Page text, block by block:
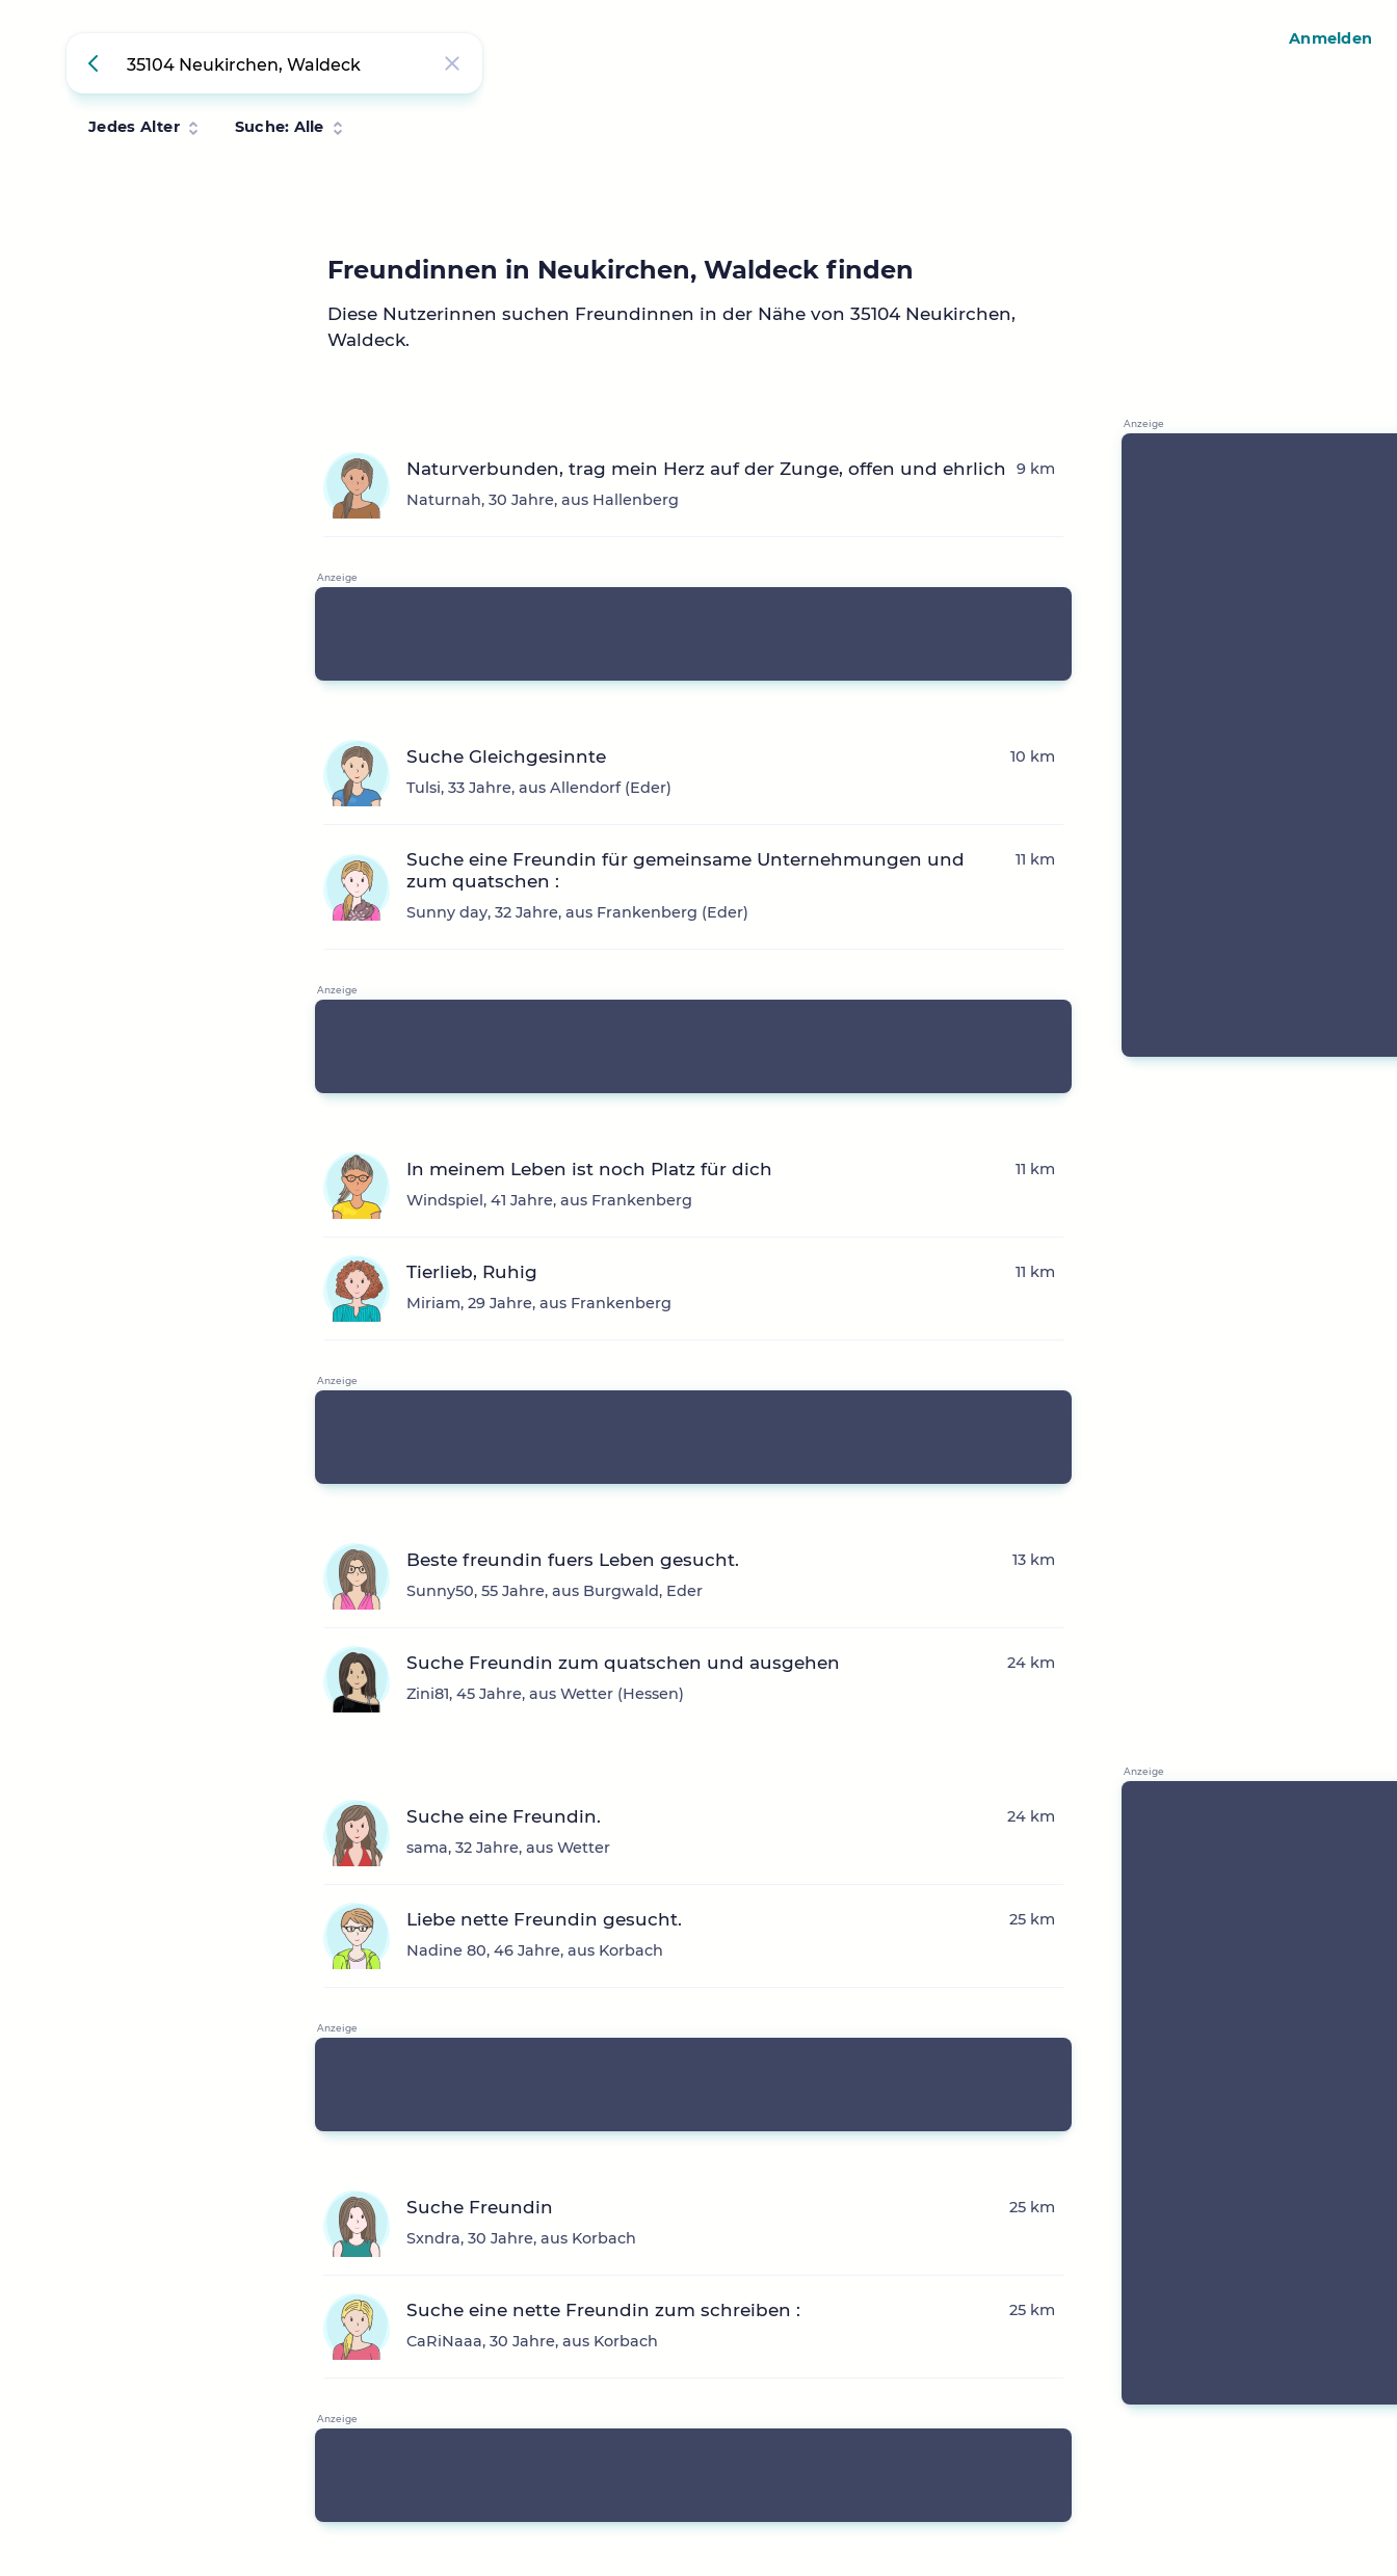
Jedes Alter Suche: Alle
Freundinnen in Neukirchen, Waldeck finden
Diese Nutzerinnen suchen Freundinnen in der Nähe von 35104 Neukirchen,
Waldeck.
Naturverbunden, trag mein Herz auf der Zunge, offen und ehrlich
Naturnah, 30 Jahre, aus Hallenberg
9 km
Suche Gleichgesinnte
Tulsi, 33 Jahre, aus Allendorf (Eder)
10 km
Suche eine Freundin für gemeinsame Unternehmungen und
zum quatschen :
Sunny day, 32 Jahre, aus Frankenberg (Eder)
11 km
In meinem Leben ist noch Platz für dich
Windspiel, 41 Jahre, aus Frankenberg
11 km
Tierlieb, Ruhig
Miriam, 29 Jahre, aus Frankenberg
11 km
Beste freundin fuers Leben gesucht.
Sunny50, 55 Jahre, aus Burgwald, Eder
13 km
Suche Freundin zum quatschen und ausgehen
Zini81, 45 Jahre, aus Wetter (Hessen)
24 km
Suche eine Freundin.
sama, 32 Jahre, aus Wetter
24 km
Liebe nette Freundin gesucht.
Nadine 80, 46 Jahre, aus Korbach
25 km
Suche Freundin
Sxndra, 30 Jahre, aus Korbach
25 km
Suche eine nette Freundin zum schreiben :
CaRiNaaa, 30 Jahre, aus Korbach
25 km
Anmelden